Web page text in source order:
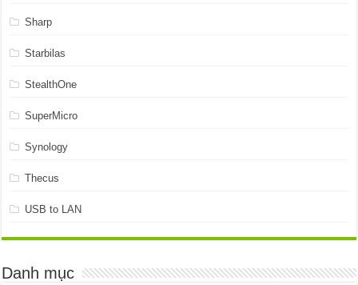
Sharp
Starbilas
StealthOne
SuperMicro
Synology
Thecus
USB to LAN
Danh mục